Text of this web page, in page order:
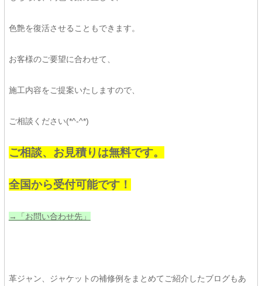
色艶を復活させることもできます。
お客様のご要望に合わせて、
施工内容をご提案いたしますので、
ご相談ください(*^-^*)
ご相談、お見積りは無料です。
全国から受付可能です！
→「お問い合わせ先」
革ジャン、ジャケットの補修例をまとめてご紹介したブログもあ